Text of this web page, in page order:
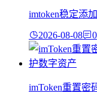
imtoken稳定添
2026-08-08 0
imToken重置密